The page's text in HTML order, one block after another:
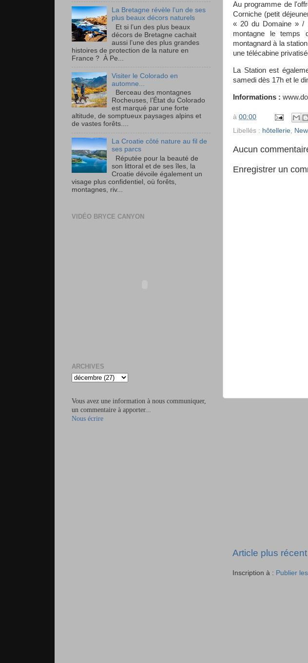
Au programme de
Corniche (petit
« 20 du Domaine » /
montagne le temps
montagnard à la
une télécabine
La Station est
samedi dès 17h et le
Informations :
à 00:00
Libellés : hôtellerie
Aucun
Enregistrer un
Article plus récent
Inscription à : Publier
La Bretagne révèle l’un de ses
plus beaux décors naturels
Et si l’un des plus beaux
décors de Bretagne cachait
aussi l’une des plus grandes
histoires de protection de la nature en
France ? À Pe...
Visiter le Colorado en
automne...
Berceau des montagnes
Rocheuses, l’État du Colorado
est marqué par une forte
altitude, de somptueux paysages alpins et
de vastes forêts....
La Croatie côté nature au fil de
ses parcs
Réputée pour la beauté de
son littoral et de ses îles, la
Croatie dévoile également un
visage plus confidentiel, où forêts,
montagnes, riv...
VIDÉO BRYCE CANYON
ARCHIVES
Vous avez une information à nous communiquer,
un commentaire à apporter...
Nous écrire